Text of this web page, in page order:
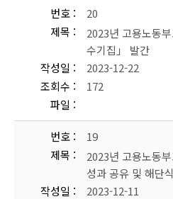
번호
20
제목
2023년 고용노동
수기집」 발간
작성일
2023-12-22
조회수
172
파일
번호
19
제목
2023년 고용노동
성과 공유 및 해단
작성일
2023-12-11